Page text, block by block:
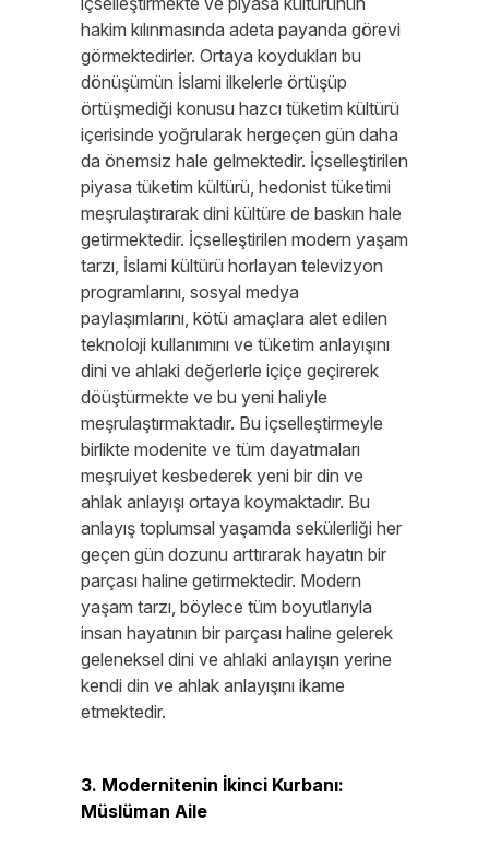
hakim kılınmasında adeta payanda görevi
görmektedirler. Ortaya koydukları bu
dönüşümün İslami ilkelerle örtüşüp
örtüşmediği konusu hazcı tüketim kültürü
içerisinde yoğrularak hergeçen gün daha
da önemsiz hale gelmektedir. İçselleştirilen
piyasa tüketim kültürü, hedonist tüketimi
meşrulaştırarak dini kültüre de baskın hale
getirmektedir. İçselleştirilen modern yaşam
tarzı, İslami kültürü horlayan televizyon
programlarını, sosyal medya
paylaşımlarını, kötü amaçlara alet edilen
teknoloji kullanımını ve tüketim anlayışını
dini ve ahlaki değerlerle içiçe geçirerek
döüştürmekte ve bu yeni haliyle
meşrulaştırmaktadır. Bu içselleştirmeyle
birlikte modenite ve tüm dayatmaları
meşruiyet kesbederek yeni bir din ve
ahlak anlayışı ortaya koymaktadır. Bu
anlayış toplumsal yaşamda sekülerliği her
geçen gün dozunu arttırarak hayatın bir
parçası haline getirmektedir. Modern
yaşam tarzı, böylece tüm boyutlarıyla
insan hayatının bir parçası haline gelerek
geleneksel dini ve ahlaki anlayışın yerine
kendi din ve ahlak anlayışını ikame
etmektedir.
3. Modernitenin İkinci Kurbanı:
Müslüman Aile